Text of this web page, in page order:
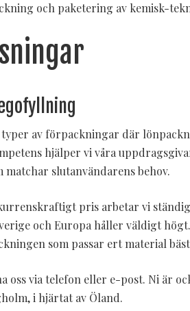
och paketering av kemisk-
av förpackningar där
hjälper vi våra
slutanvändarens behov.
pris arbetar vi
och Europa håller väldigt
som passar ert material
via telefon eller e-post. Ni är
i hjärtat av Öland.